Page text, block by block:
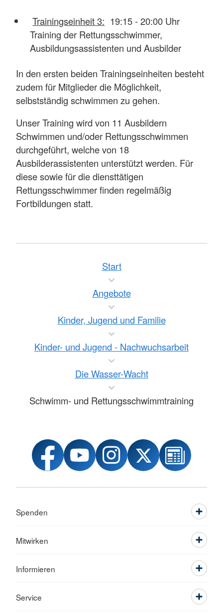
Trainingseinheit 3: 19:15 - 20:00 Uhr
Training der Rettungsschwimmer,
Ausbildungsassistenten und Ausbilder
In den ersten beiden Trainingseinheiten besteht
zudem für Mitglieder die Möglichkeit,
selbstständig schwimmen zu gehen.
Unser Training wird von 11 Ausbildern
Schwimmen und/oder Rettungsschwimmen
durchgeführt, welche von 18
Ausbilderassistenten unterstützt werden. Für
diese sowie für die diensttätigen
Rettungsschwimmer finden regelmäßig
Fortbildungen statt.
Start
Angebote
Kinder, Jugend und Familie
Kinder- und Jugend - Nachwuchsarbeit
Die Wasser-Wacht
Schwimm- und Rettungsschwimmtraining
Spenden
Mitwirken
Informieren
Service